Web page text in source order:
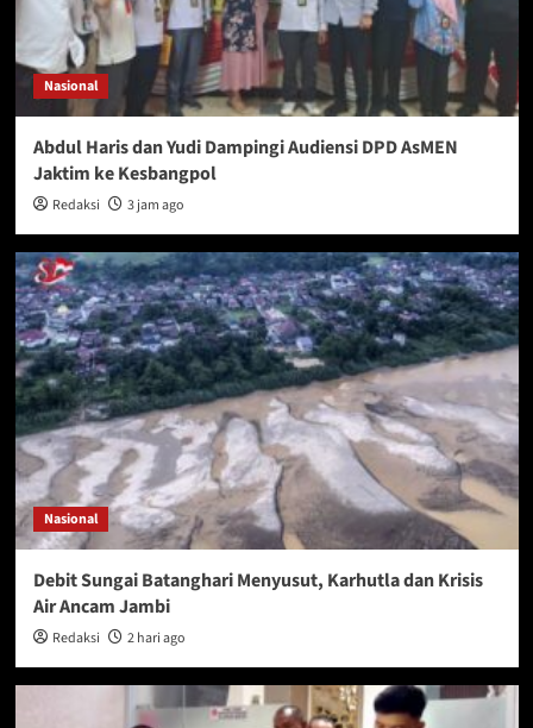
Nasional
Abdul Haris dan Yudi Dampingi Audiensi DPD AsMEN
Jaktim ke Kesbangpol
Redaksi 3 jam ago
Nasional
Debit Sungai Batanghari Menyusut, Karhutla dan Krisis
Air Ancam Jambi
Redaksi 2 hari ago